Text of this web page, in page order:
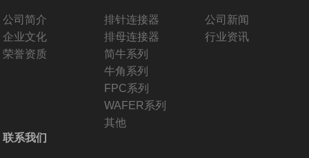
公司简介
企业文化
荣誉资质
排针连接器
排母连接器
简牛系列
牛角系列
FPC系列
WAFER系列
其他
公司新闻
行业资讯
联系我们